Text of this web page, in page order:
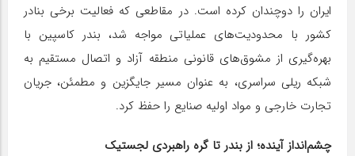
ایران را دوچندان کرده است. در مقاطعی که فعالیت برخی بنادر
کشور با محدودیت‌های عملیاتی مواجه شد، بندر کاسپین با
بهره‌گیری از مشوق‌های قانونی منطقه آزاد و اتصال مستقیم به
شبکه ریلی سراسری، به عنوان مسیر جایگزین و مطمئن، جریان
تجارت خارجی و مواد اولیه صنایع را حفظ کرد.
چشم‌انداز آینده؛ از بندر تا گره راهبردی لجستیک